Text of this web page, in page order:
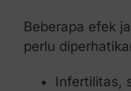
Beberapa efek
perlu
Infertilitas,